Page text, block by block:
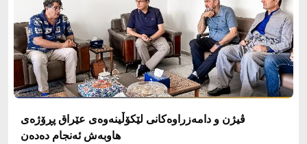
ڤیژن و دامەزراوەکانی لێکۆڵینەوەی عێراق پڕۆژەی
هاوبەش ئەنجام دەدەن